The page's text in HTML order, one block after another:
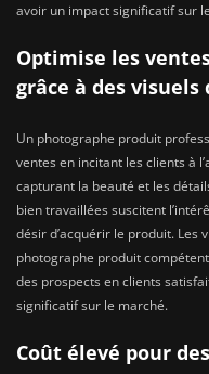
avoir un impact significatif sur
Optimise les
grâce à des
Un photographe produit
ventes en incitant les clients à
capturant la beauté et les
bien travaillées suscitent
désir d’acquérir le produit. Les
photographe produit
des prospects en clients
significatif sur le marché.
Coût élevé pour